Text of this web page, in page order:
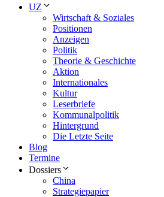
UZ
Wirtschaft & Soziales
Positionen
Anzeigen
Politik
Theorie & Geschichte
Aktion
Internationales
Kultur
Leserbriefe
Kommunalpolitik
Hintergrund
Die Letzte Seite
Blog
Termine
Dossiers
China
Strategiepapier